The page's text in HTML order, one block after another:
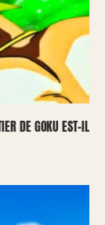
DE GOKU EST-IL